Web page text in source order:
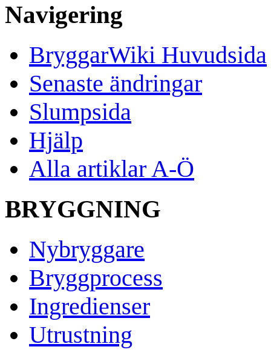
Navigering
BryggarWiki Huvudsida
Senaste ändringar
Slumpsida
Hjälp
Alla artiklar A-Ö
BRYGGNING
Nybryggare
Bryggprocess
Ingredienser
Utrustning